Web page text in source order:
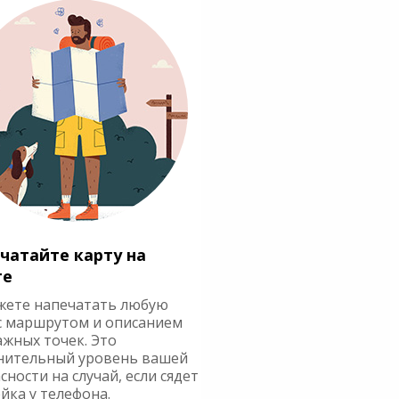
карту на
напечатать любую
маршрутом и описанием
точек. Это
уровень вашей
на случай, если сядет
у телефона.